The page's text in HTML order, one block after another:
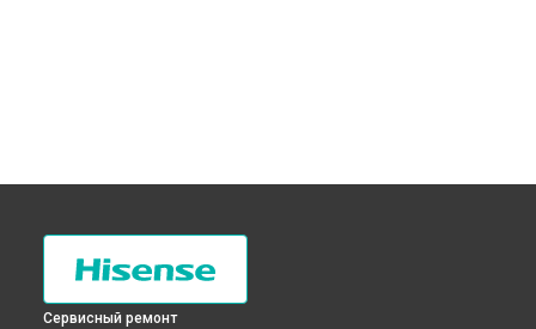
Сервисный ремонт